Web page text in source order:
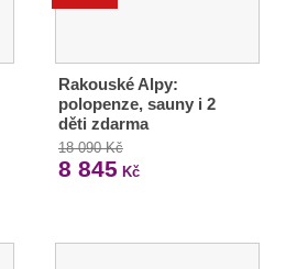
Rakouské Alpy:
polopenze, sauny i 2
děti zdarma
18 090 Kč
8 845 Kč